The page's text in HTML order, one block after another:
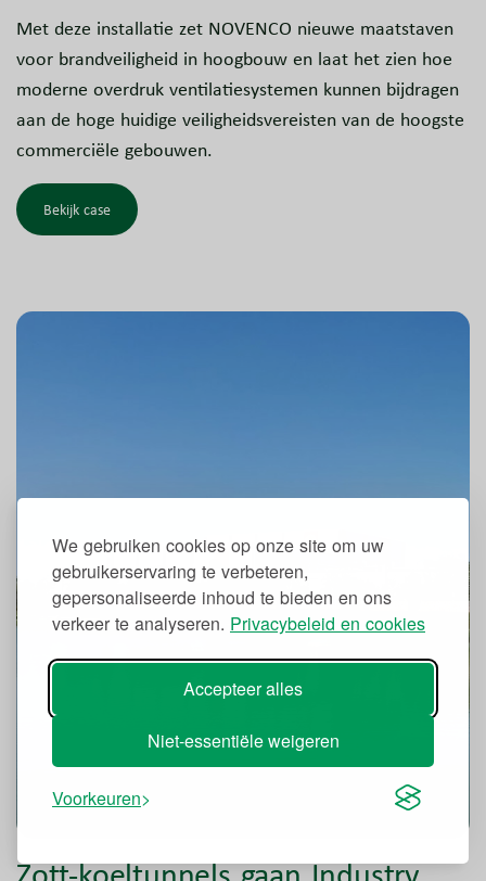
We gebruiken cookies op onze site om uw
gebruikerservaring te verbeteren,
gepersonaliseerde inhoud te bieden en ons
verkeer te analyseren. Privacybeleid en cookies
Accepteer alles
Niet-essentiële weigeren
Voorkeuren
Met deze installatie zet NOVENCO nieuwe maatstaven
voor brandveiligheid in hoogbouw en laat het zien hoe
moderne overdruk ventilatiesystemen kunnen bijdragen
aan de hoge huidige veiligheidsvereisten van de hoogste
commerciële gebouwen.
Bekijk case